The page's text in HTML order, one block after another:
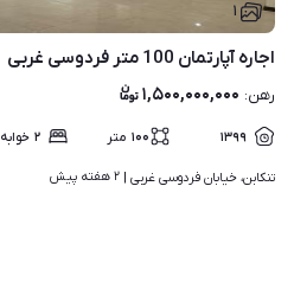
۱
اجاره آپارتمان 100 متر فردوسی غربی
رهن: ۱,۵۰۰,۰۰۰,۰۰۰
۱۳۹۹ ۱۰۰ متر ۲ خوابه
تنکابن، خیابان فردوسی غربی | ۲ هفته پیش